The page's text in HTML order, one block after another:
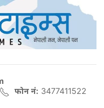
फोन नं: 3477411522